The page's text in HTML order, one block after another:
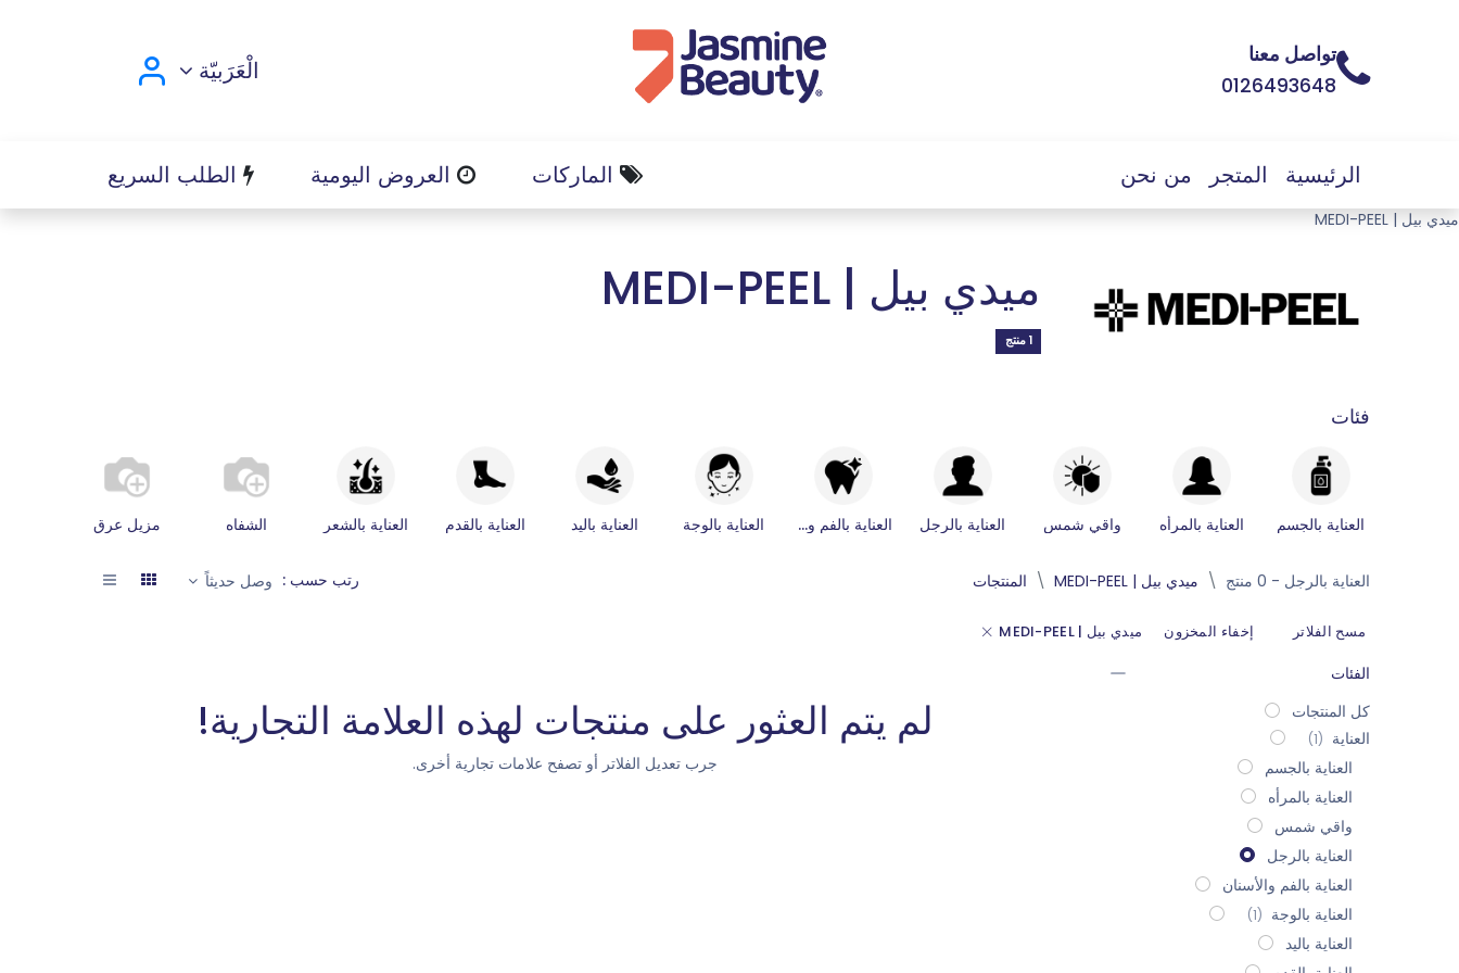
تواصل معنا
0126493648
الْعَرَبيّة
الرئيسية المتجر من نحن الماركات العروض اليومية الطلب السريع
ميدي بيل | MEDI-PEEL
ميدي بيل | MEDI-PEEL
1 منتج
فئات
العناية بالجسم العناية بالمرأه واقي شمس العناية بالرجل العناية بالفم والأسنان العناية بالوجة العناية باليد العناية بالقدم العناية بالشعر الشفاه مزيل عرق
المنتجات ميدي بيل | MEDI-PEEL العناية بالرجل - 0 منتج رتب حسب : وصل حديثاً
مسح الفلاتر إخفاء المخزون ميدي بيل | MEDI-PEEL
الفئات
كل المنتجات
العناية (1)
العناية بالجسم
العناية بالمرأه
واقي شمس
العناية بالرجل
العناية بالفم والأسنان
العناية بالوجة (1)
العناية باليد
لم يتم العثور على منتجات لهذه العلامة التجارية!
جرب تعديل الفلاتر أو تصفح علامات تجارية أخرى.